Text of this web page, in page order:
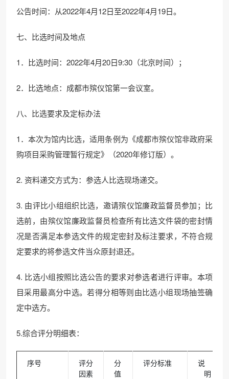
公告时间：从2022年4月12日至2022年4月19日。
七、比选时间及地点
1．比选时间：2022年4月20日9:30（北京时间）；
2．比选地点：成都市殡仪馆第一会议室。
八、比选要求及定标办法
1．本次为馆内比选，适用条例为《成都市殡仪馆非政府采
购项目采购管理暂行规定》（2020年修订版）。
2. 资料递交方式为：参选人比选现场递交。
3. 由评比小组组织比选，邀请殡仪馆廉政监督员参加；比
选前，由殡仪馆廉政监督员检查所有比选文件袋的密封情
况是否满足本参选文件的规定密封及标注要求，不符合规
定要求的将参选文件当众原封退还。
4. 比选小组按照比选公告的要求对参选者进行评审。本项
目采用最高分中选。若得分相等则由比选小组现场抽签确
定中选方。
5.综合评分明细表：
序号
评分
因素
分
值
评分标准
说
明